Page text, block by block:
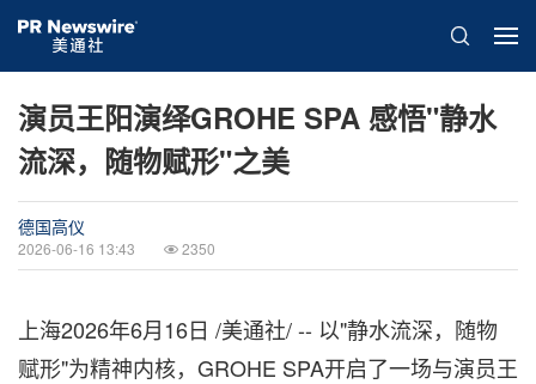
演员王阳演绎GROHE SPA 感悟"静水
流深，随物赋形"之美
德国高仪
2026-06-16 13:43 2350
上海2026年6月16日 /美通社/ -- 以"静水流深，随物
赋形"为精神内核，GROHE SPA开启了一场与演员王